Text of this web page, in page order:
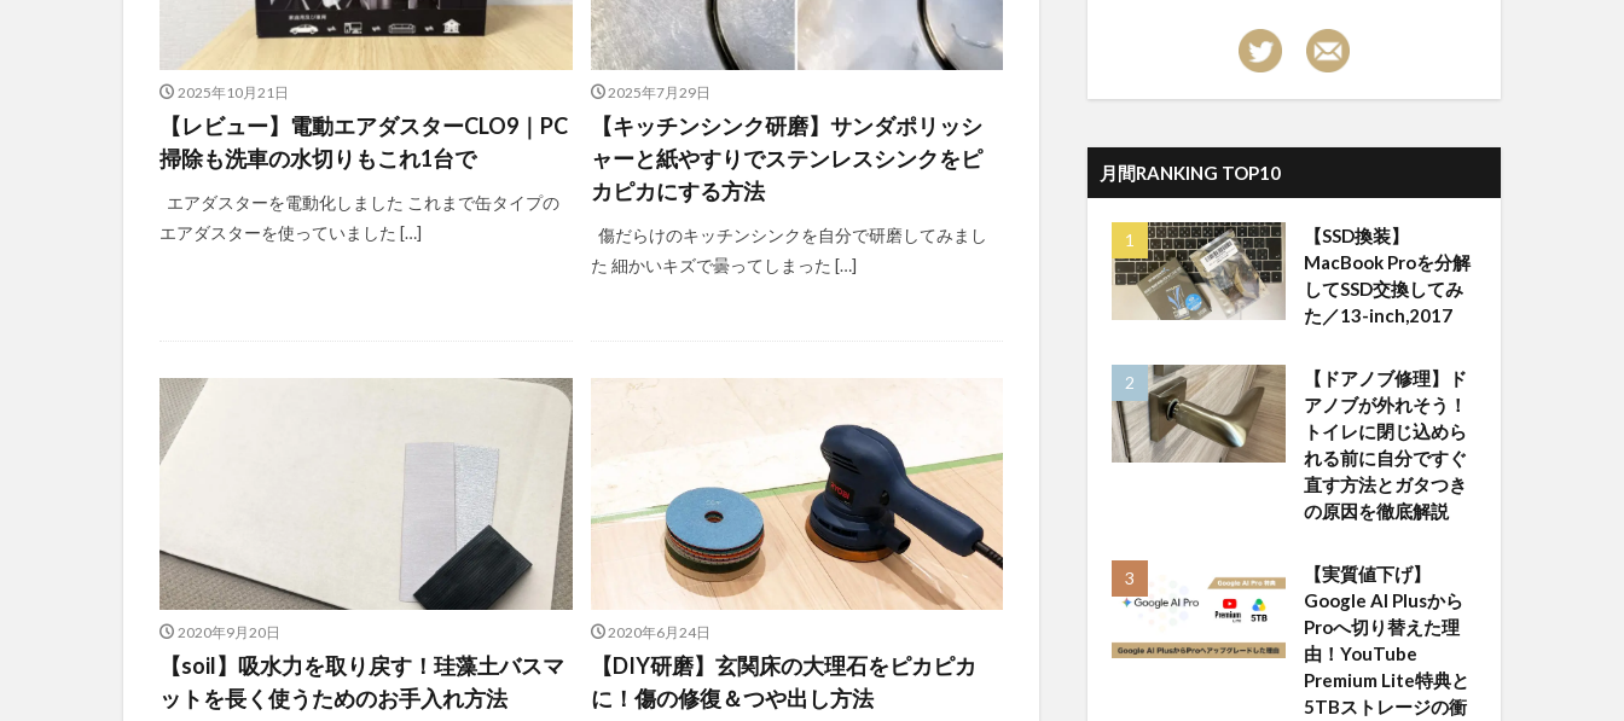
2025年10月21日
【レビュー】電動エアダスターCLO9｜PC
掃除も洗車の水切りもこれ1台で
エアダスターを電動化しました これまで缶タイプの
エアダスターを使っていました […]
2025年7月29日
【キッチンシンク研磨】サンダポリッシ
ャーと紙やすりでステンレスシンクをピ
カピカにする方法
傷だらけのキッチンシンクを自分で研磨してみまし
た 細かいキズで曇ってしまった […]
2020年9月20日
【soil】吸水力を取り戻す！珪藻土バスマ
ットを長く使うためのお手入れ方法
2020年6月24日
【DIY研磨】玄関床の大理石をピカピカ
に！傷の修復＆つや出し方法
月間RANKING TOP10
【SSD換装】
MacBook Proを分解
してSSD交換してみ
た／13-inch,2017
【ドアノブ修理】ド
アノブが外れそう！
トイレに閉じ込めら
れる前に自分ですぐ
直す方法とガタつき
の原因を徹底解説
【実質値下げ】
Google AI Plusから
Proへ切り替えた理
由！YouTube
Premium Lite特典と
5TBストレージの衝